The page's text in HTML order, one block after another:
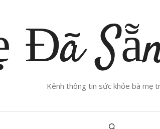
ĐãKênh thông tin sức khỏe bà mẹ